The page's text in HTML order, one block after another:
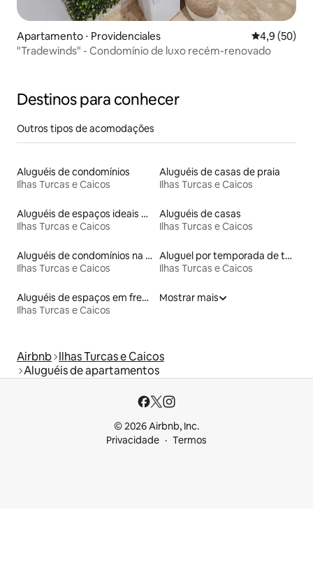
Apartamento ⋅ Providenciales 4,9 de uma
4,9 (50)
"Tradewinds" - Condomínio de luxo recém-renovado
Destinos para conhecer
Outros tipos de acomodações
Aluguéis de condomínios
Ilhas Turcas e Caicos
Aluguéis de casas de praia
Ilhas Turcas e Caicos
Aluguéis de espaços ideais para famílias
Ilhas Turcas e Caicos
Aluguéis de casas
Ilhas Turcas e Caicos
Aluguéis de condomínios na praia
Ilhas Turcas e Caicos
Aluguel por temporada de townhouses
Ilhas Turcas e Caicos
Aluguéis de espaços em frente à praia
Ilhas Turcas e Caicos
Mostrar mais
Airbnb Ilhas Turcas e Caicos
Aluguéis de apartamentos
© 2026 Airbnb, Inc.
Privacidade
Termos